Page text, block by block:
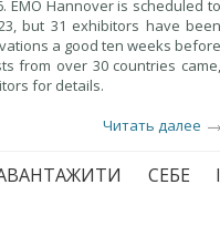
EMO Hannover is scheduled to
but 31 exhibitors have been
a good ten weeks before
from over 30 countries came,
for details.
Читать далее
СЕБЕ І